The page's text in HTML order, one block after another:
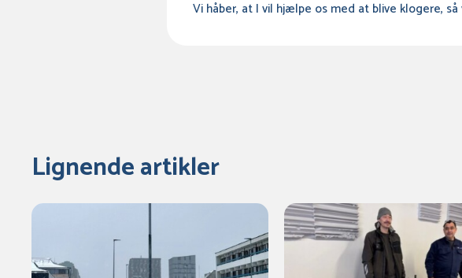
Vi håber, at I vil hjælpe os med at blive klogere,
Lignende artikler